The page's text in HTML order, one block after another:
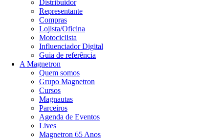
Distribuidor
Representante
Compras
Lojista/Oficina
Motociclista
Influenciador Digital
Guia de referência
A Magnetron
Quem somos
Grupo Magnetron
Cursos
Magnautas
Parceiros
Agenda de Eventos
Lives
Magnetron 65 Anos